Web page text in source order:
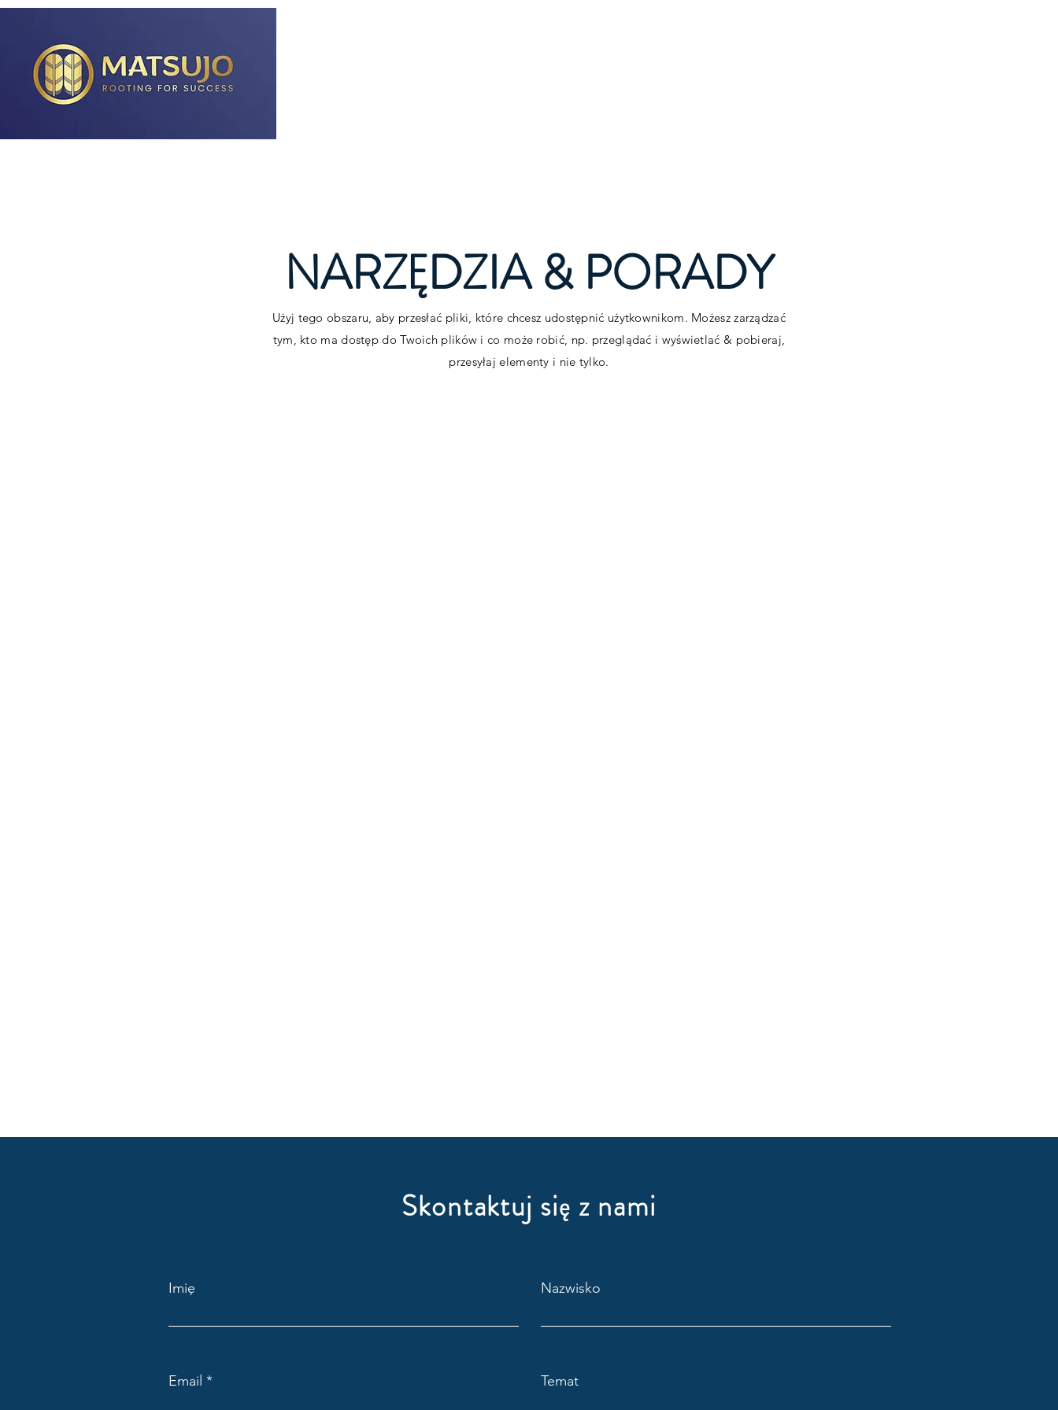
NARZĘDZIA & PORADY
Użyj tego obszaru, aby przesłać pliki, które chcesz udostępnić użytkownikom. Możesz zarządzać
tym, kto ma dostęp do Twoich plików i co może robić, np. przeglądać i wyświetlać & pobieraj,
przesyłaj elementy i nie tylko.
Skontaktuj się z nami
Imię Nazwisko
Email Temat